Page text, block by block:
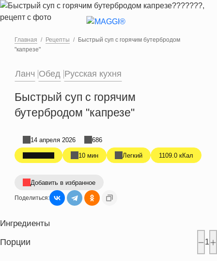
Перейти к основному содержанию
Главная Рецепты
Быстрый суп с горячим бутербродом
"капрезе"​
Ланч Обед Русская кухня
Быстрый суп с горячим
бутербродом "капрезе"​
10 мин Легкий 1109.0 кКал
14 апреля 2026 686
Добавить в избранное
Поделиться:
Ингредиенты
Порции 1